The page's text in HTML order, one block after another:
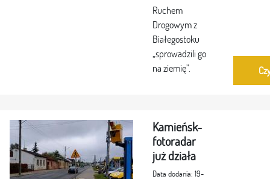
Ruchem
Drogowym z
Białegostoku
„sprowadzili go
na ziemię”.
Kamieńsk-
fotoradar
już działa
Data dodania: 19-